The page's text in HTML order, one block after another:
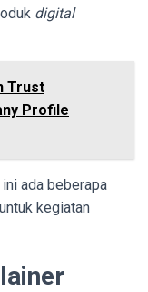
digital
Trust
Profile
ada beberapa
kegiatan